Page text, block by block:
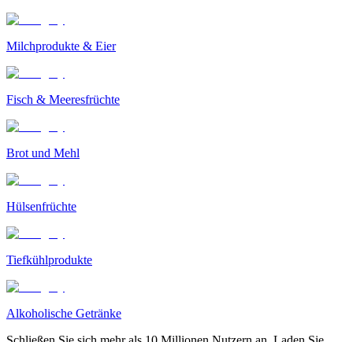
Milchprodukte & Eier
Fisch & Meeresfrüchte
Brot und Mehl
Hülsenfrüchte
Tiefkühlprodukte
Alkoholische Getränke